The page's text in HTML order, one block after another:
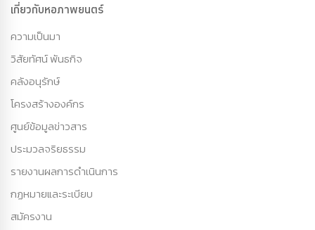
เกี่ยวกับหอภาพยนตร์
ความเป็นมา
วิสัยทัศน์ พันธกิจ
คลังอนุรักษ์
โครงสร้างองค์กร
ศูนย์ข้อมูลข่าวสาร
ประมวลจริยธรรม
รายงานผลการดำเนินการ
กฏหมายและระเบียบ
สมัครงาน